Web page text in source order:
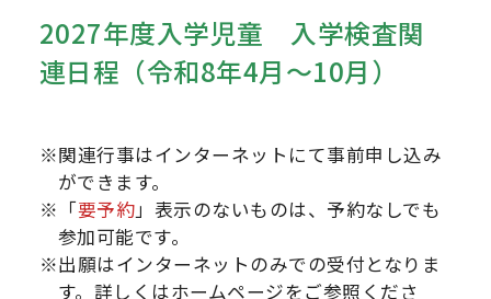
2027年度入学児童 入学検査関
連日程（令和8年4月～10月）
※関連行事はインターネットにて事前申し込み
ができます。
※「要予約」表示のないものは、予約なしでも
参加可能です。
※出願はインターネットのみでの受付となりま
す。詳しくはホームページをご参照くださ